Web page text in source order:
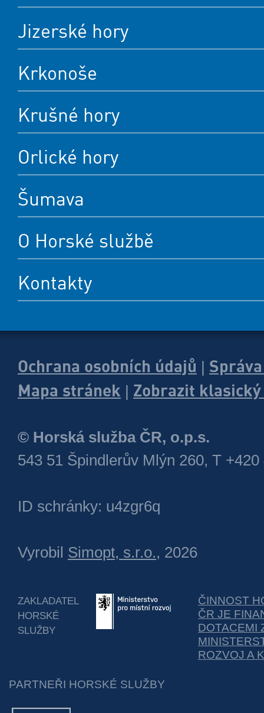
Jizerské hory
Krkonoše
Krušné hory
Orlické hory
Šumava
O Horské službě
Kontakty
Ochrana osobních údajů
Mapa stránek
Zobrazit
© Horská služba ČR, o.p.s.
543 51 Špindlerův Mlýn 260, T +420
ID schránky: u4zgr6q
Vyrobil Simopt, s.r.o., 2026
ZAKLADATEL
HORSKÉ
SLUŽBY
ČINNOST
ČR JE
DOTACEMI
ROZVOJ A
PARTNEŘI HORSKÉ SLUŽBY